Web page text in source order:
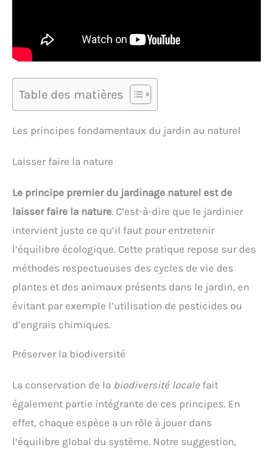
Table des matières
Les principes fondamentaux du jardin au naturel
Laisser faire la nature
Le principe premier du jardinage naturel est de
laisser faire la nature. C’est-à-dire que le jardinier
intervient juste ce qu’il faut pour entretenir
l’équilibre écologique. Cette pratique repose sur des
méthodes respectueuses des cycles de vie des
plantes et des animaux présents dans le jardin, en
évitant par exemple l’utilisation de pesticides ou
d’engrais chimiques.
Préserver la biodiversité
La conservation de la biodiversité locale fait
également partie intégrante de ces principes. En
effet, chaque espèce a un rôle à jouer dans
l’équilibre global du système. Notre suggestion,